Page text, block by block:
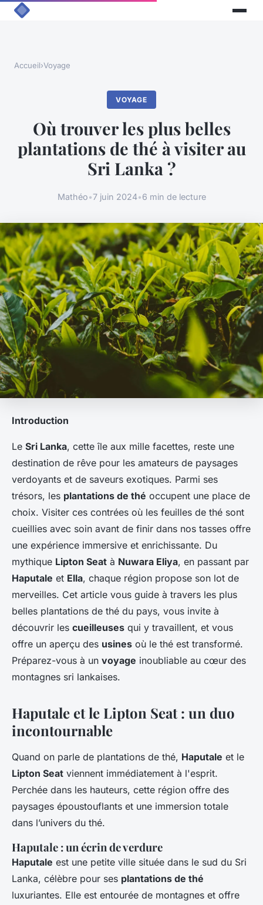
Accueil›Voyage
VOYAGE
Où trouver les plus belles
plantations de thé à visiter au
Sri Lanka ?
Mathéo•7 juin 2024•6 min de lecture
Introduction
Le Sri Lanka, cette île aux mille facettes, reste une
destination de rêve pour les amateurs de paysages
verdoyants et de saveurs exotiques. Parmi ses
trésors, les plantations de thé occupent une place de
choix. Visiter ces contrées où les feuilles de thé sont
cueillies avec soin avant de finir dans nos tasses offre
une expérience immersive et enrichissante. Du
mythique Lipton Seat à Nuwara Eliya, en passant par
Haputale et Ella, chaque région propose son lot de
merveilles. Cet article vous guide à travers les plus
belles plantations de thé du pays, vous invite à
découvrir les cueilleuses qui y travaillent, et vous
offre un aperçu des usines où le thé est transformé.
Préparez-vous à un voyage inoubliable au cœur des
montagnes sri lankaises.
Haputale et le Lipton Seat : un duo
incontournable
Quand on parle de plantations de thé, Haputale et le
Lipton Seat viennent immédiatement à l'esprit.
Perchée dans les hauteurs, cette région offre des
paysages époustouflants et une immersion totale
dans l’univers du thé.
Haputale : un écrin de verdure
Haputale est une petite ville située dans le sud du Sri
Lanka, célèbre pour ses plantations de thé
luxuriantes. Elle est entourée de montagnes et offre